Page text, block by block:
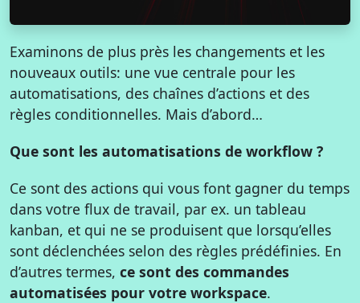
Examinons de plus près les changements et les
nouveaux outils: une vue centrale pour les
automatisations, des chaînes d’actions et des
règles conditionnelles. Mais d’abord…
Que sont les automatisations de workflow ?
Ce sont des actions qui vous font gagner du temps
dans votre flux de travail, par ex. un tableau
kanban, et qui ne se produisent que lorsqu’elles
sont déclenchées selon des règles prédéfinies. En
d’autres termes, ce sont des commandes
automatisées pour votre workspace.